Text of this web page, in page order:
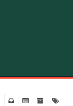
Reserved.